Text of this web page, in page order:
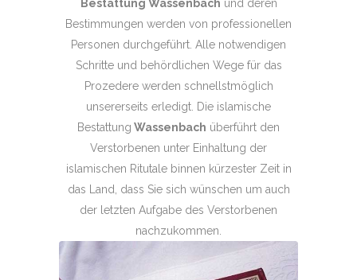
Bestattung Wassenbach und deren
Bestimmungen werden von professionellen
Personen durchgeführt. Alle notwendigen
Schritte und behördlichen Wege für das
Prozedere werden schnellstmöglich
unsererseits erledigt. Die islamische
Bestattung Wassenbach überführt den
Verstorbenen unter Einhaltung der
islamischen Ritutale binnen kürzester Zeit in
das Land, dass Sie sich wünschen um auch
der letzten Aufgabe des Verstorbenen
nachzukommen.